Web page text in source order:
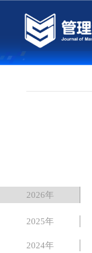
2026年
2025年
2024年